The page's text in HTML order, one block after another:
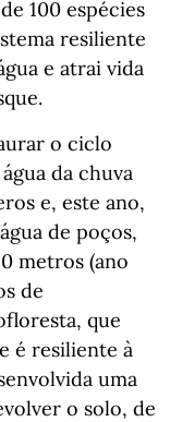
100 espécies
resiliente
e atrai vida
o ciclo
da chuva
e, este ano,
de poços,
metros (ano
de
que
é resiliente à
uma
o solo, de